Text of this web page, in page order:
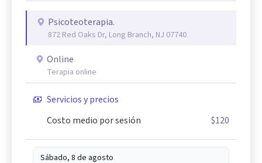
Psicoteoterapia.
872 Red Oaks Dr, Long Branch, NJ 07740
Online
Terapia online
Servicios y precios
Costo medio por sesión
$120
Sábado, 8 de agosto